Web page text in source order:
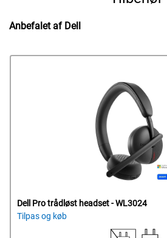
Anbefalet af Dell
Dell Pro trådløst headset - WL3024
Tilpas og køb